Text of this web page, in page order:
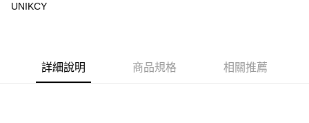
每筆NT$100，滿NT$799(含以上)免運費
UNIKCY
詳細說明 商品規格 相關推薦